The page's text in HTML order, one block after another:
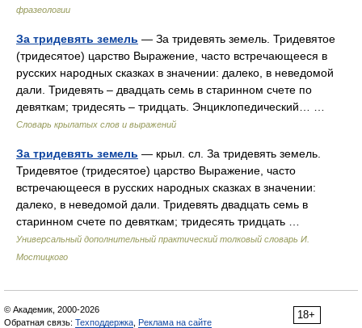
фразеологии
За тридевять земель — За тридевять земель. Тридевятое
(тридесятое) царство Выражение, часто встречающееся в
русских народных сказках в значении: далеко, в неведомой
дали. Тридевять – двадцать семь в старинном счете по
девяткам; тридесять – тридцать. Энциклопедический… …
Словарь крылатых слов и выражений
За тридевять земель — крыл. сл. За тридевять земель.
Тридевятое (тридесятое) царство Выражение, часто
встречающееся в русских народных сказках в значении:
далеко, в неведомой дали. Тридевять двадцать семь в
старинном счете по девяткам; тридесять тридцать …
Универсальный дополнительный практический толковый словарь И.
Мостицкого
18+
© Академик, 2000-2026
Обратная связь: Техподдержка Реклама на сайте